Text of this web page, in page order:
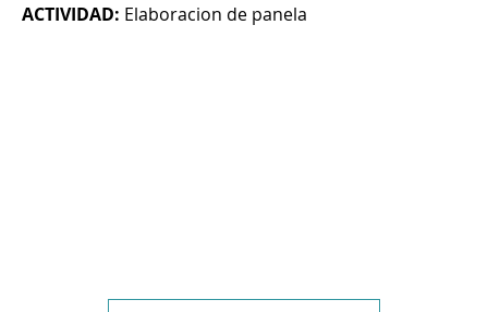
ACTIVIDAD: Elaboracion de panela